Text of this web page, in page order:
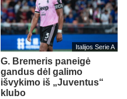
Italijos Serie A
G. Bremeris paneigė
gandus dėl galimo
išvykimo iš „Juventus“
klubo